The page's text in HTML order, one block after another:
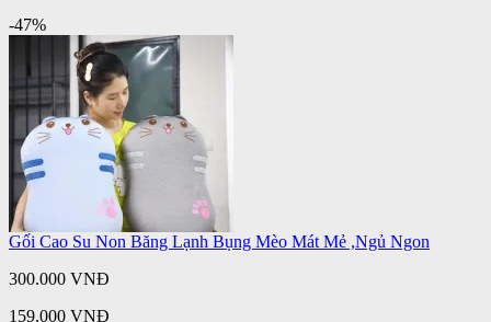
-47%
Gối Cao Su Non Băng Lạnh Bụng Mèo Mát Mẻ ,Ngủ Ngon
300.000 VNĐ
159.000 VNĐ